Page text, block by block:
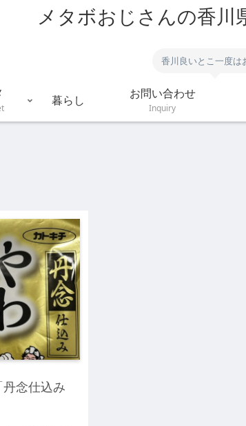
メタボおじさんの香川
香川良いとこ一度は
暮らし
お問い合わせ
Inquiry
丹念仕込み